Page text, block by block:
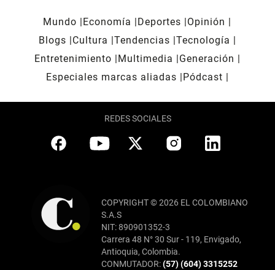
Mundo Economía Deportes
Opinión
Blogs
Cultura Tendencias Tecnología
Entretenimiento
Multimedia
Generación
Especiales marcas aliadas
Pódcast
REDES SOCIALES
COPYRIGHT © 2026 EL COLOMBIANO
S.A.S
NIT: 890901352-3
Carrera 48 N° 30 Sur - 119, Envigado,
Antioquia, Colombia.
CONMUTADOR:(57) (604) 3315252